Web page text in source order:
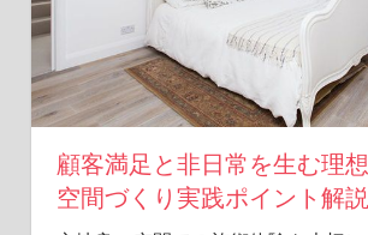
顧客満足と非日常を生む理
空間づくり実践ポイント解説